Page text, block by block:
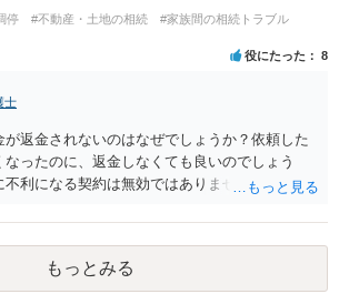
停 #不動産・土地の相続
#家族間の相続トラブル
役にたった 8
士
返金されないのはなぜでしょうか？依頼した
ったのに、返金しなくても良いのでしょう
不利になる契約は無効ではありませんか？
倒れた弁護士が所属する弁護士会に相談さ
す。 倒れた弁護士は脳梗塞で倒れたようで
り、復代理を倒れた弁護士の判断で復代理を
代理人の選任は有効なのかという問題もあ
もっとみる